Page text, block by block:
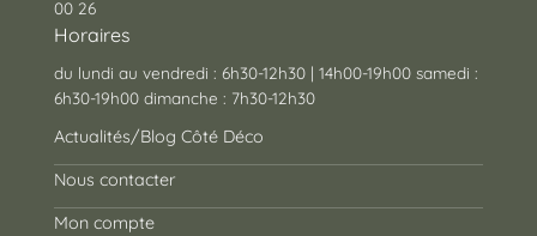
00 26
Horaires
du lundi au vendredi : 6h30-12h30 | 14h00-19h00 samedi :
6h30-19h00 dimanche : 7h30-12h30
Actualités/Blog Côté Déco
Nous contacter
Mon compte